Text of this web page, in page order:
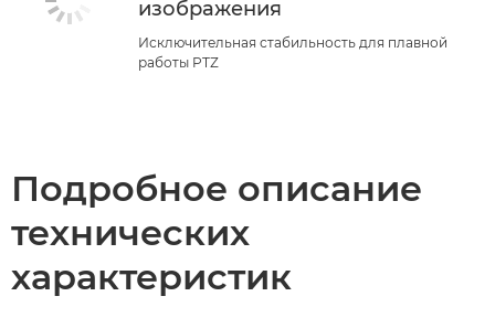
изображения
Исключительная стабильность для плавной
работы PTZ
Подробное описание
технических
характеристик